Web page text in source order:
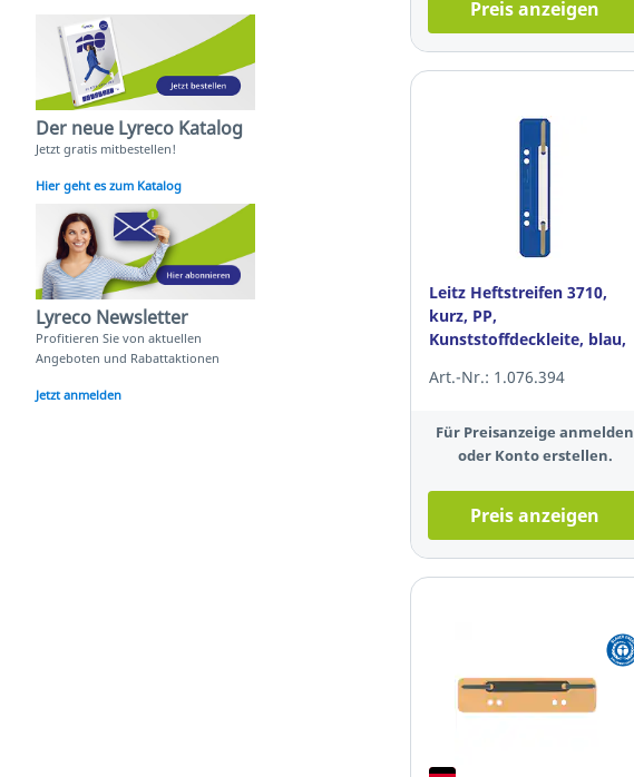
Der neue Lyreco Katalog
Jetzt gratis mitbestellen!
Hier geht es zum Katalog
Lyreco Newsletter
Profitieren Sie von aktuellen
Angeboten und Rabattaktionen
Jetzt anmelden
Preis anzeigen
Leitz Heftstreifen 3710,
kurz, PP,
Kunststoffdeckleite, blau,
Art.-Nr.: 1.076.394
Für Preisanzeige anmelden
oder Konto erstellen.
Preis anzeigen